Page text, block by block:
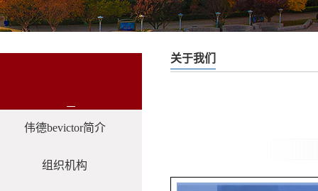
伟德bevictor简介
组织机构
关于我们